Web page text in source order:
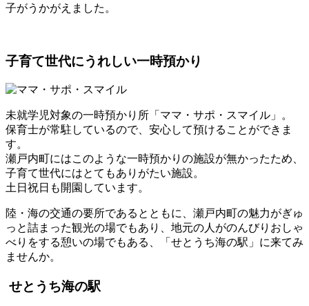
子がうかがえました。
子育て世代にうれしい一時預かり
未就学児対象の一時預かり所「ママ・サポ・スマイル」。
保育士が常駐しているので、安心して預けることができま
す。
瀬戸内町にはこのような一時預かりの施設が無かったため、
子育て世代にはとてもありがたい施設。
土日祝日も開園しています。
陸・海の交通の要所であるとともに、瀬戸内町の魅力がぎゅ
っと詰まった観光の場でもあり、地元の人がのんびりおしゃ
べりをする憩いの場でもある、「せとうち海の駅」に来てみ
ませんか。
せとうち海の駅